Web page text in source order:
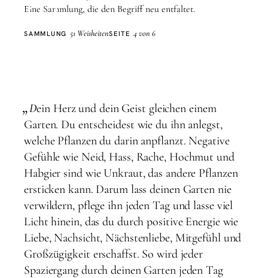
Liebe
Eine Sammlung, die den Begriff neu entfaltet.
SAMMLUNG 51 WeisheitenSEITE 4 von 6
„Dein Herz und dein Geist gleichen einem
Garten. Du entscheidest wie du ihn anlegst,
welche Pflanzen du darin anpflanzt. Negative
Gefühle wie Neid, Hass, Rache, Hochmut und
Habgier sind wie Unkraut, das andere Pflanzen
ersticken kann. Darum lass deinen Garten nie
verwildern, pflege ihn jeden Tag und lasse viel
Licht hinein, das du durch positive Energie wie
Liebe, Nachsicht, Nächstenliebe, Mitgefühl und
Großzügigkeit erschaffst. So wird jeder
Spaziergang durch deinen Garten jeden Tag